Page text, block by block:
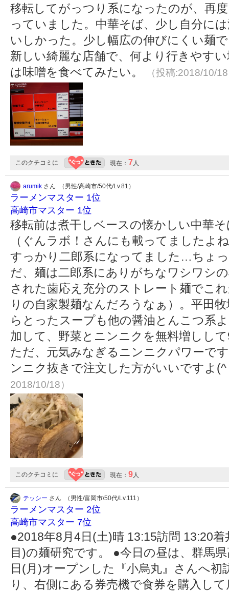
移転してがっつり系になったのが、再
っていました。中華そば、少し自分に
いしかった。少し幅広の伸びにくい麺
新しい綺麗な店舗で、何より行きやす
は味噌を食べてみたい。
（投稿:2018/10/
このクチコミに 現在： 7人
arumik さん （男性/高崎市/50代/Lv.81）
ラーメンマスター 1位
高崎市マスター 1位
移転前は煮干しベースの懐かしい中華
（ぐんラボ！さんにも載ってましたよ
すっかり二郎系になってました…ちょ
だ、麺は二郎系にありがちなワシワシ
された歯応え充分のストレート麺でこ
りの自家製麺なんだろうなぁ）。平田
らとったスープも他の醤油とんこつ系
加して、野菜とニンニクを無料増しし
ただ、元気みなぎるニンニクパワーで
ンニク抜きで注文した方がいいですよ
2018/10/18）
このクチコミに 現在： 9人
テッシー さん （男性/富岡市/50代/Lv.111）
ラーメンマスター 2位
高崎市マスター 7位
●2018年8月4日(土)晴 13:15訪問 13:20
目)の麺研究です。 ●今日の昼は、群馬
日(月)オープンした『小烏丸』さんへ
り、右側にある券売機で食券を購入し